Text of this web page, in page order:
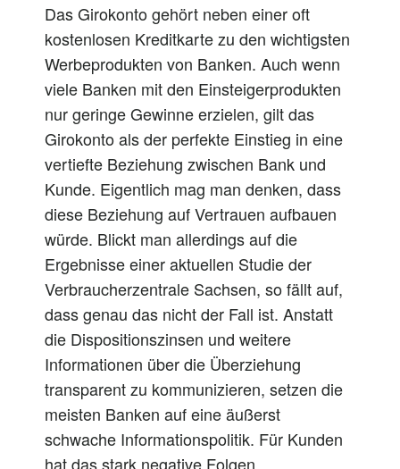
Das Girokonto gehört neben einer oft
kostenlosen Kreditkarte zu den wichtigsten
Werbeprodukten von Banken. Auch wenn
viele Banken mit den Einsteigerprodukten
nur geringe Gewinne erzielen, gilt das
Girokonto als der perfekte Einstieg in eine
vertiefte Beziehung zwischen Bank und
Kunde. Eigentlich mag man denken, dass
diese Beziehung auf Vertrauen aufbauen
würde. Blickt man allerdings auf die
Ergebnisse einer aktuellen Studie der
Verbraucherzentrale Sachsen, so fällt auf,
dass genau das nicht der Fall ist. Anstatt
die Dispositionszinsen und weitere
Informationen über die Überziehung
transparent zu kommunizieren, setzen die
meisten Banken auf eine äußerst
schwache Informationspolitik. Für Kunden
hat das stark negative Folgen.